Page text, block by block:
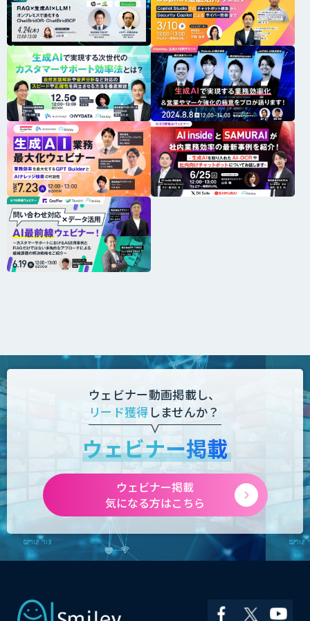
ウェビナー動画掲載し、
リード獲得 しませんか？
ウェビナー掲載
ウェビナー掲載
気になる方はこちら